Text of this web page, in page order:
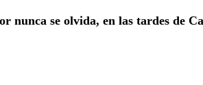
nunca se olvida, en las tardes de